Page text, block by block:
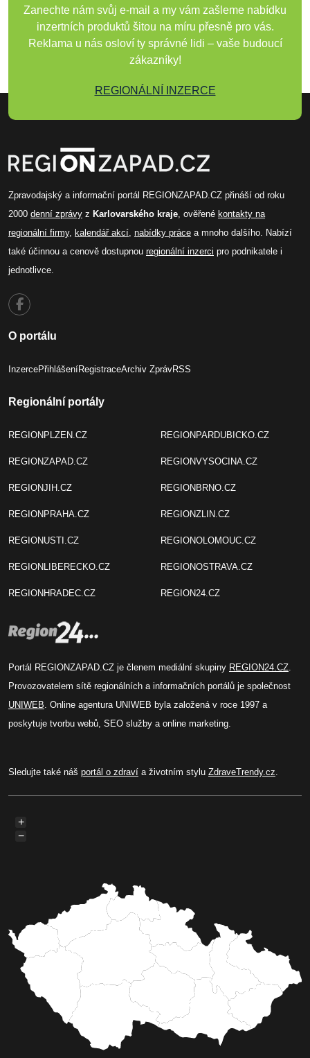
Zanechte nám svůj e-mail a my vám zašleme nabídku
inzertních produktů šitou na míru přesně pro vás.
Reklama u nás osloví ty správné lidi – vaše budoucí
zákazníky!
REGIONÁLNÍ INZERCE
Zpravodajský a informační portál REGIONZAPAD.CZ přináší od roku
2000 denní zprávy z Karlovarského kraje , ověřené kontakty na
regionální firmy, kalendář akcí nabídky práce a mnoho dalšího. Nabízí
také účinnou a cenově dostupnou regionální inzerci pro podnikatele i
jednotlivce.
O portálu
InzercePřihlášeníRegistraceArchiv ZprávRSS
Regionální portály
REGIONPLZEN.CZ
REGIONZAPAD.CZ
REGIONJIH.CZ
REGIONPRAHA.CZ
REGIONUSTI.CZ
REGIONLIBERECKO.CZ
REGIONHRADEC.CZ
REGIONPARDUBICKO.CZ
REGIONVYSOCINA.CZ
REGIONBRNO.CZ
REGIONZLIN.CZ
REGIONOLOMOUC.CZ
REGIONOSTRAVA.CZ
REGION24.CZ
Portál REGIONZAPAD.CZ je členem mediální skupiny REGION24.CZ
Provozovatelem sítě regionálních a informačních portálů je společnost
UNIWEB . Online agentura UNIWEB byla založená v roce 1997 a
poskytuje tvorbu webů, SEO služby a online marketing.
Sledujte také náš portál o zdraví a životním stylu ZdraveTrendy.cz
+
−